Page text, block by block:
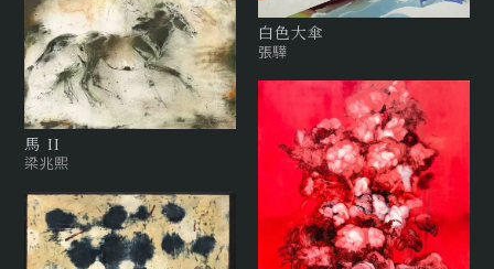
馬 II
梁兆熙
白色大傘
張驊